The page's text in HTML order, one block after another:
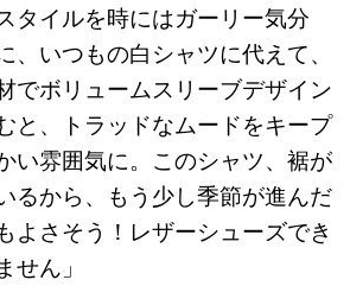
タイルを時にはガーリー気分
、いつもの白シャツに代えて、
でボリュームスリーブデザイン
と、トラッドなムードをキープ
い雰囲気に。このシャツ、裾が
るから、もう少し季節が進んだ
よさそう！レザーシューズでき
せん」